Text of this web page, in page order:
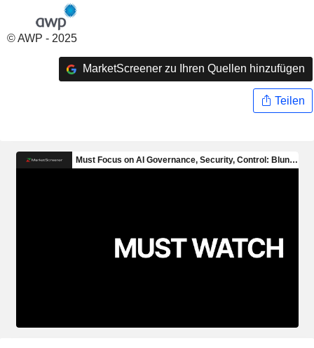
© AWP - 2025
MarketScreener zu Ihren Quellen hinzufügen
Teilen